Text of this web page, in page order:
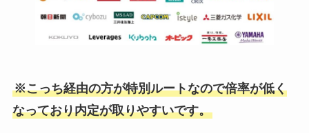
※こっち経由の方が特別ルートなので倍率が低く
なっており内定が取りやすいです。